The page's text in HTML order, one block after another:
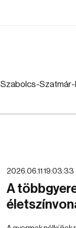
Szabolcs-
2026.06.11 19:03:33
A